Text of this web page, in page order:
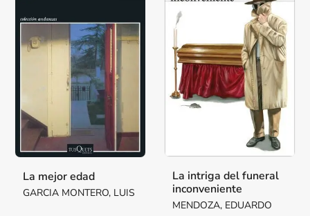
La mejor edad
GARCIA MONTERO, LUIS
La intriga del funeral
inconveniente
MENDOZA, EDUARDO